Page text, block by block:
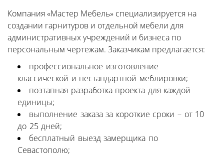
Компания «Мастер Мебель» специализируется на
создании гарнитуров и отдельной мебели для
административных учреждений и бизнеса по
персональным чертежам. Заказчикам предлагается:
профессиональное изготовление
классической и нестандартной меблировки;
поэтапная разработка проекта для каждой
единицы;
выполнение заказа за короткие сроки – от 10
до 25 дней;
бесплатный выезд замерщика по
Севастополю;